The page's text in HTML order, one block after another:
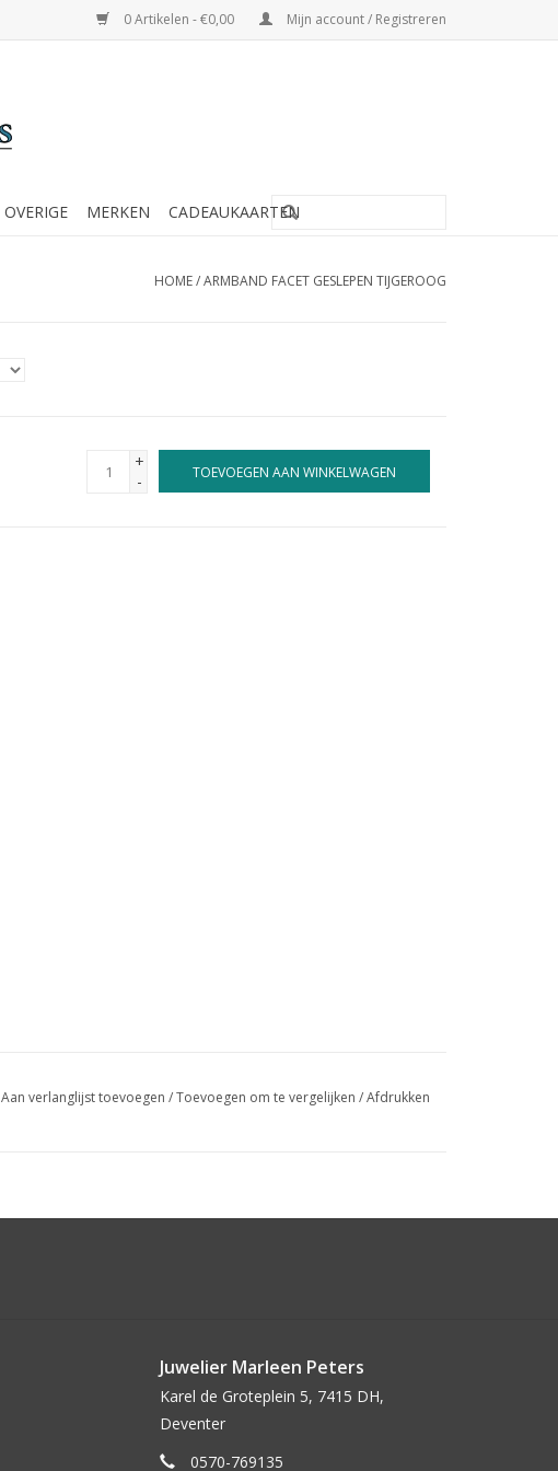
0 Artikelen - €0,00 Mijn account / Registreren
OVERIGE MERKEN CADEAUKAARTEN
HOME/ARMBAND FACET GESLEPEN TIJGEROOG
+
-
TOEVOEGEN AAN WINKELWAGEN
Aan verlanglijst toevoegen /Toevoegen om te vergelijken /Afdrukken
Juwelier Marleen Peters
Karel de Groteplein 5, 7415 DH,
Deventer
0570-769135